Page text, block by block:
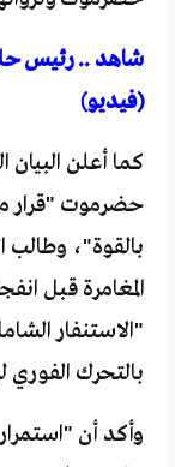
شاهد .. رئيس
(فيديو)
كما أعلن
حضرموت "قرار
بالقوة"، وطالب
المغامرة قبل
"الاستنفار
بالتحرك
وأكد أن